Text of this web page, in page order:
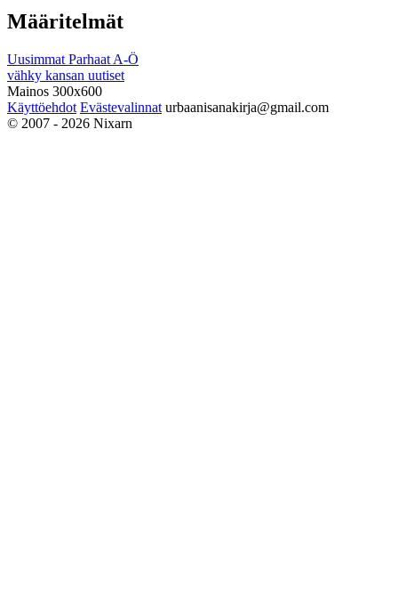
Määritelmät
Uusimmat Parhaat A-Ö
vähky kansan uutiset
Mainos 300x600
Käyttöehdot Evästevalinnat urbaanisanakirja@gmail.com
© 2007 - 2026 Nixarn